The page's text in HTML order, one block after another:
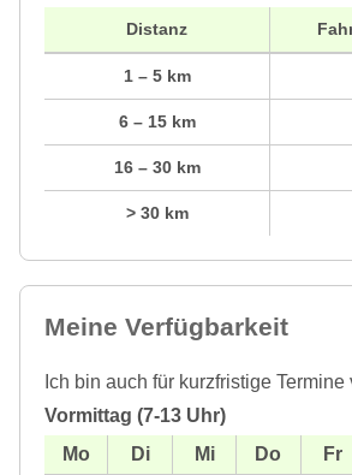
Distanz
1 – 5 km
6 – 15 km
16 – 30 km
> 30 km
Meine Verfügbarkeit
Ich bin auch für kurzfristige Termine
Vormittag (7-13 Uhr)